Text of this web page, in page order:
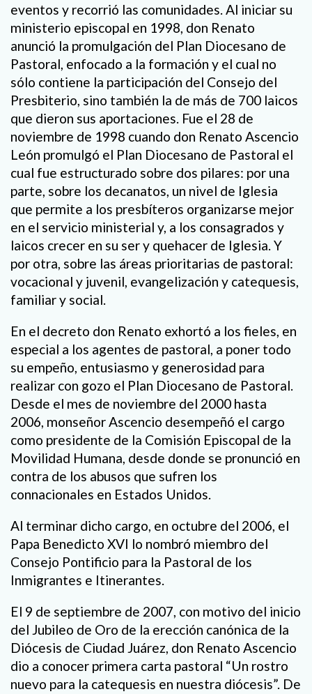
eventos y recorrió las comunidades. Al iniciar su
ministerio episcopal en 1998, don Renato
anunció la promulgación del Plan Diocesano de
Pastoral, enfocado a la formación y el cual no
sólo contiene la participación del Consejo del
Presbiterio, sino también la de más de 700 laicos
que dieron sus aportaciones. Fue el 28 de
noviembre de 1998 cuando don Renato Ascencio
León promulgó el Plan Diocesano de Pastoral el
cual fue estructurado sobre dos pilares: por una
parte, sobre los decanatos, un nivel de Iglesia
que permite a los presbíteros organizarse mejor
en el servicio ministerial y, a los consagrados y
laicos crecer en su ser y quehacer de Iglesia. Y
por otra, sobre las áreas prioritarias de pastoral:
vocacional y juvenil, evangelización y catequesis,
familiar y social.
En el decreto don Renato exhortó a los fieles, en
especial a los agentes de pastoral, a poner todo
su empeño, entusiasmo y generosidad para
realizar con gozo el Plan Diocesano de Pastoral.
Desde el mes de noviembre del 2000 hasta
2006, monseñor Ascencio desempeñó el cargo
como presidente de la Comisión Episcopal de la
Movilidad Humana, desde donde se pronunció en
contra de los abusos que sufren los
connacionales en Estados Unidos.
Al terminar dicho cargo, en octubre del 2006, el
Papa Benedicto XVI lo nombró miembro del
Consejo Pontificio para la Pastoral de los
Inmigrantes e Itinerantes.
El 9 de septiembre de 2007, con motivo del inicio
del Jubileo de Oro de la erección canónica de la
Diócesis de Ciudad Juárez, don Renato Ascencio
dio a conocer primera carta pastoral “Un rostro
nuevo para la catequesis en nuestra diócesis”. De